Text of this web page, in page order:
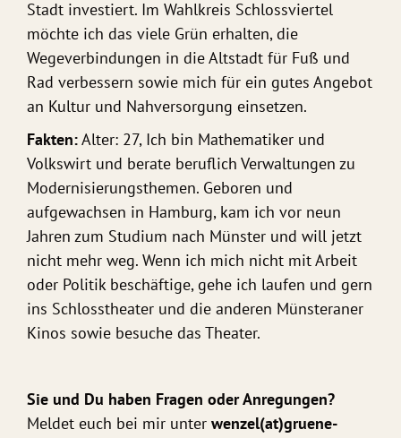
Stadt investiert. Im Wahlkreis Schlossviertel
möchte ich das viele Grün erhalten, die
Wegeverbindungen in die Altstadt für Fuß und
Rad verbessern sowie mich für ein gutes Angebot
an Kultur und Nahversorgung einsetzen.
Fakten:Alter: 27, Ich bin Mathematiker und
Volkswirt und berate beruflich Verwaltungen zu
Modernisierungsthemen. Geboren und
aufgewachsen in Hamburg, kam ich vor neun
Jahren zum Studium nach Münster und will jetzt
nicht mehr weg. Wenn ich mich nicht mit Arbeit
oder Politik beschäftige, gehe ich laufen und gern
ins Schlosstheater und die anderen Münsteraner
Kinos sowie besuche das Theater.
Sie und Du haben Fragen oder Anregungen?
Meldet euch bei mir unter wenzel(at)gruene-